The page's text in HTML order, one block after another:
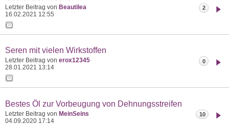
Letzter Beitrag von Beautilea
16.02.2021 12:55
2
Seren mit vielen Wirkstoffen
Letzter Beitrag von erox12345
28.01.2021 13:14
0
Bestes Öl zur Vorbeugung von Dehnungsstreifen
Letzter Beitrag von MeinSeins
04.09.2020 17:14
10